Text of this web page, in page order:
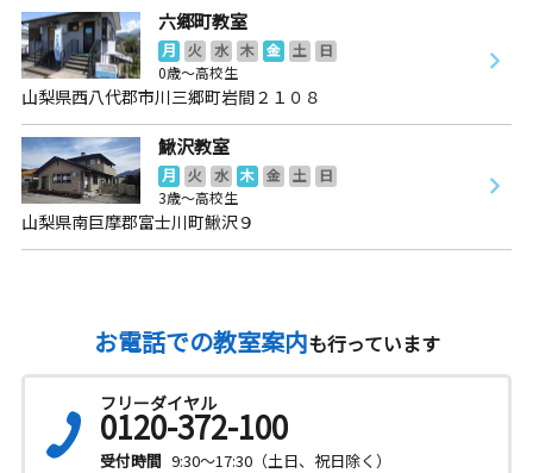
六郷町教室
月 火 水 木 金 土
日
0歳～高校生
山梨県西八代郡市川三郷町岩間２１０８
鰍沢教室
月 火 水 木 金 土
日
3歳～高校生
山梨県南巨摩郡富士川町鰍沢９
お電話での教室案内も行っています
フリーダイヤル
0120-372-100
受付時間 9:30～17:30（土日、祝日除く）